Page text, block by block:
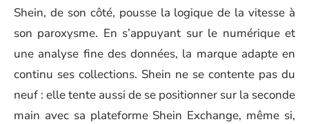
Shein, de son côté, pousse la logique de la vitesse à
son paroxysme. En s’appuyant sur le numérique et
une analyse fine des données, la marque adapte en
continu ses collections. Shein ne se contente pas du
neuf : elle tente aussi de se positionner sur la seconde
main avec sa plateforme Shein Exchange, même si,